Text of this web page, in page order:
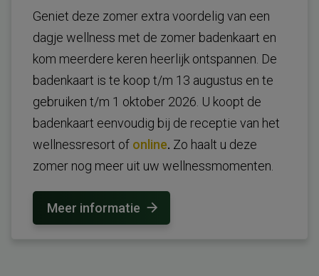
Geniet deze zomer extra voordelig van een
dagje wellness met de zomer badenkaart en
kom meerdere keren heerlijk ontspannen. De
badenkaart is te koop t/m 13 augustus en te
gebruiken t/m 1 oktober 2026. U koopt de
badenkaart eenvoudig bij de receptie van het
wellnessresort of online. Zo haalt u deze
zomer nog meer uit uw wellnessmomenten.
Meer informatie